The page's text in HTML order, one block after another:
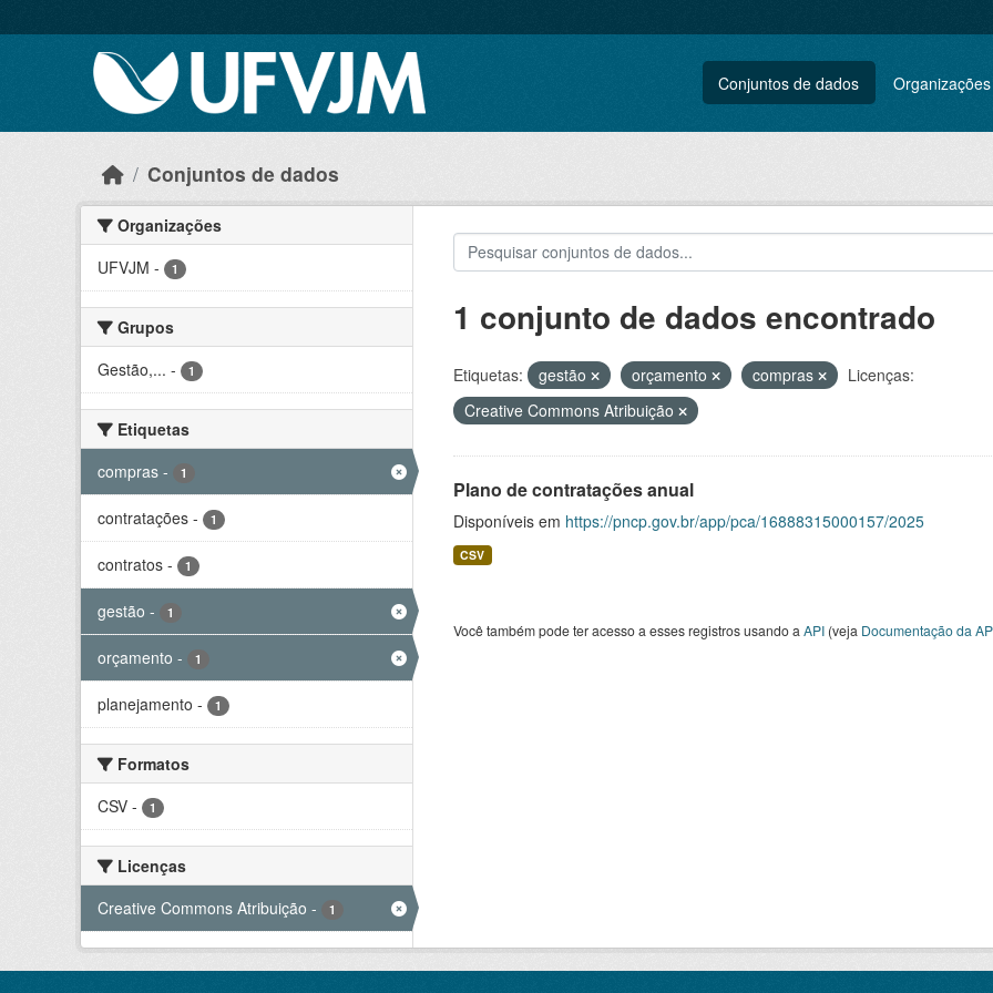
Conjuntos de dados Organizações
Conjuntos de dados
Organizações
UFVJM - 1
Grupos
Gestão,... - 1
Etiquetas
compras - 1
contratações - 1
contratos - 1
gestão - 1
orçamento - 1
planejamento - 1
Formatos
CSV - 1
Licenças
Creative Commons Atribuição - 1
1 conjunto de dados encontrado
Etiquetas: gestão orçamento compras
Licenças:
Creative Commons Atribuição
Plano de contratações anual
Disponíveis em https://pncp.gov.br/app/pca/16888315000157/2025
CSV
Você também pode ter acesso a esses registros usando a API(veja Documentação da